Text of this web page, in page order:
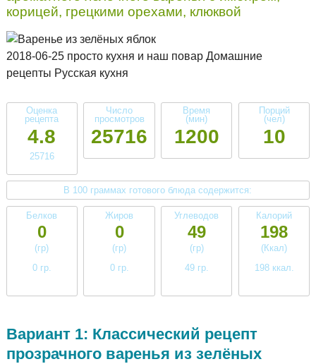
корицей, грецкими орехами, клюквой
2018-06-25 просто кухня и наш повар Домашние
рецепты Русская кухня
Оценка
рецепта
4.8
25716
Число
просмотров
25716
Время
(мин)
1200
Порций
(чел)
10
В 100 граммах готового блюда содержится:
Белков
0
(гр)
0 гр.
Жиров
0
(гр)
0 гр.
Углеводов
49
(гр)
49 гр.
Калорий
198
(Ккал)
198 ккал.
Вариант 1: Классический рецепт
прозрачного варенья из зелёных